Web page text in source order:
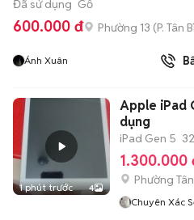
Đã sử dụng Gỗ
600.000 đ Phường 13 (P. Tân
Ánh Xuân
1 phút trước 4
Apple iPad
dụng
iPad Gen 5
1.300.000
Phường
Chuyên Xác